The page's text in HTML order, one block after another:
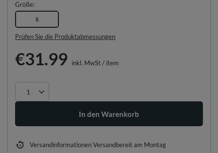
Größe
S
Prüfen Sie die Produktabmessungen
€31.99 inkl. MwSt/ item
In den Warenkorb
VersandinformationenVersandbereit am Montag